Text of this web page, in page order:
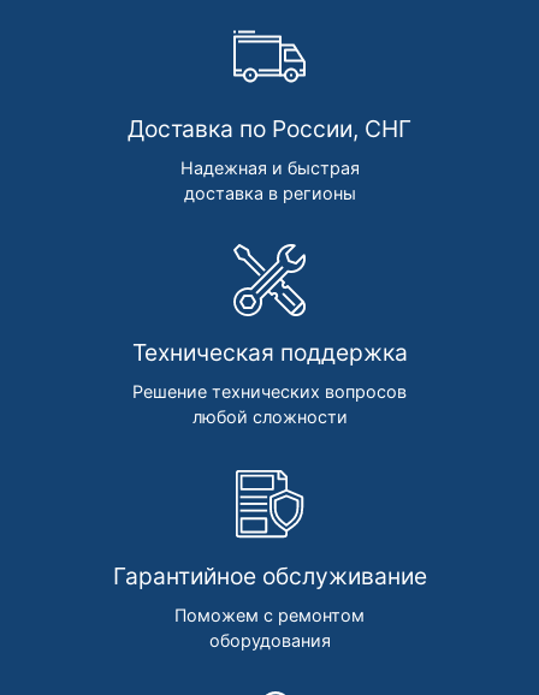
Доставка по России, СНГ
Надежная и быстрая
доставка в регионы
Техническая поддержка
Решение технических вопросов
любой сложности
Гарантийное обслуживание
Поможем с ремонтом
оборудования